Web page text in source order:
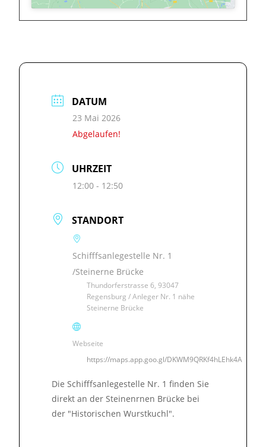
DATUM
23 Mai 2026
Abgelaufen!
UHRZEIT
12:00 - 12:50
STANDORT
Schifffsanlegestelle Nr. 1
/Steinerne Brücke
Thundorferstrasse 6, 93047
Regensburg / Anleger Nr. 1 nähe
Steinerne Brücke
Webseite
https://maps.app.goo.gl/DKWM9QRKf4hLEhk4A
Die Schifffsanlegestelle Nr. 1 finden Sie
direkt an der Steinenrnen Brücke bei
der "Historischen Wurstkuchl".